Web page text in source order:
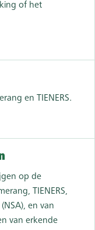
of het
en TIENERS.
op de
TIENERS,
en van
van erkende